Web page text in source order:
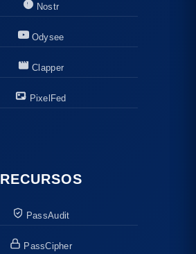
Nostr
Odysee
Clapper
PixelFed
RECURSOS
PassAudit
PassCipher